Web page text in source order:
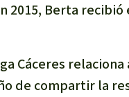
2015, Berta
Cáceres
de compartir la